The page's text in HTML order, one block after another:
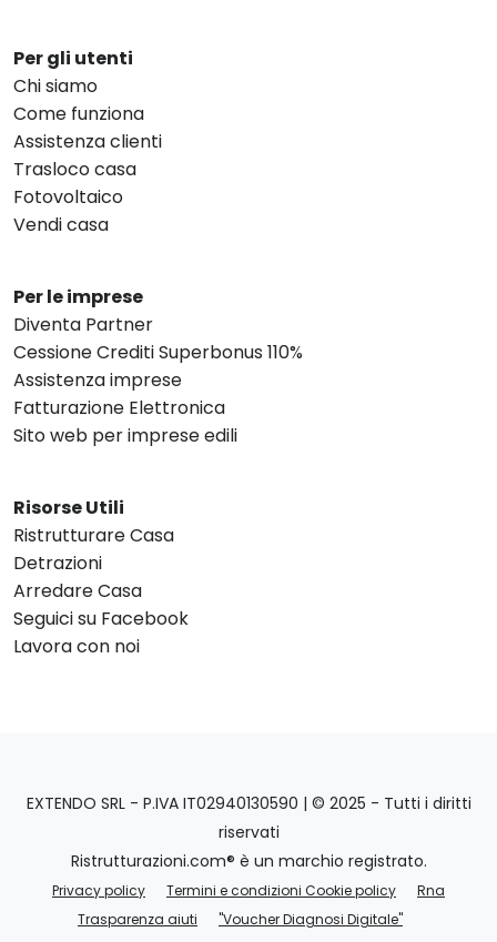
Per gli utenti
Chi siamo
Come funziona
Assistenza clienti
Trasloco casa
Fotovoltaico
Vendi casa
Per le imprese
Diventa Partner
Cessione Crediti Superbonus 110%
Assistenza imprese
Fatturazione Elettronica
Sito web per imprese edili
Risorse Utili
Ristrutturare Casa
Detrazioni
Arredare Casa
Seguici su Facebook
Lavora con noi
EXTENDO SRL - P.IVA IT02940130590 | © 2025 - Tutti i diritti
riservati
Ristrutturazioni.com® è un marchio registrato.
Privacy policy Termini e condizioni Cookie policy
Rna
Trasparenza aiuti
"Voucher Diagnosi Digitale"